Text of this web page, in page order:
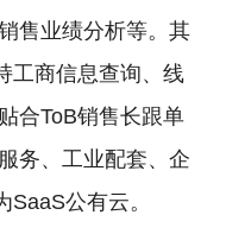
售业绩分析等。其
工商信息查询、线
合ToB销售长跟单
务、工业配套、企
公有云。